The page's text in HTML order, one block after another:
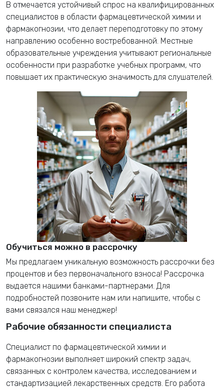
В отмечается устойчивый спрос на квалифицированных
специалистов в области фармацевтической химии и
фармакогнозии, что делает переподготовку по этому
направлению особенно востребованной. Местные
образовательные учреждения учитывают региональные
особенности при разработке учебных программ, что
повышает их практическую значимость для слушателей.
Обучиться можно в рассрочку
Мы предлагаем уникальную возможность рассрочки без
процентов и без первоначального взноса! Рассрочка
выдается нашими банками-партнерами. Для
подробностей позвоните нам или напишите, чтобы с
вами связался наш менеджер!
Рабочие обязанности специалиста
Специалист по фармацевтической химии и
фармакогнозии выполняет широкий спектр задач,
связанных с контролем качества, исследованием и
стандартизацией лекарственных средств. Его работа